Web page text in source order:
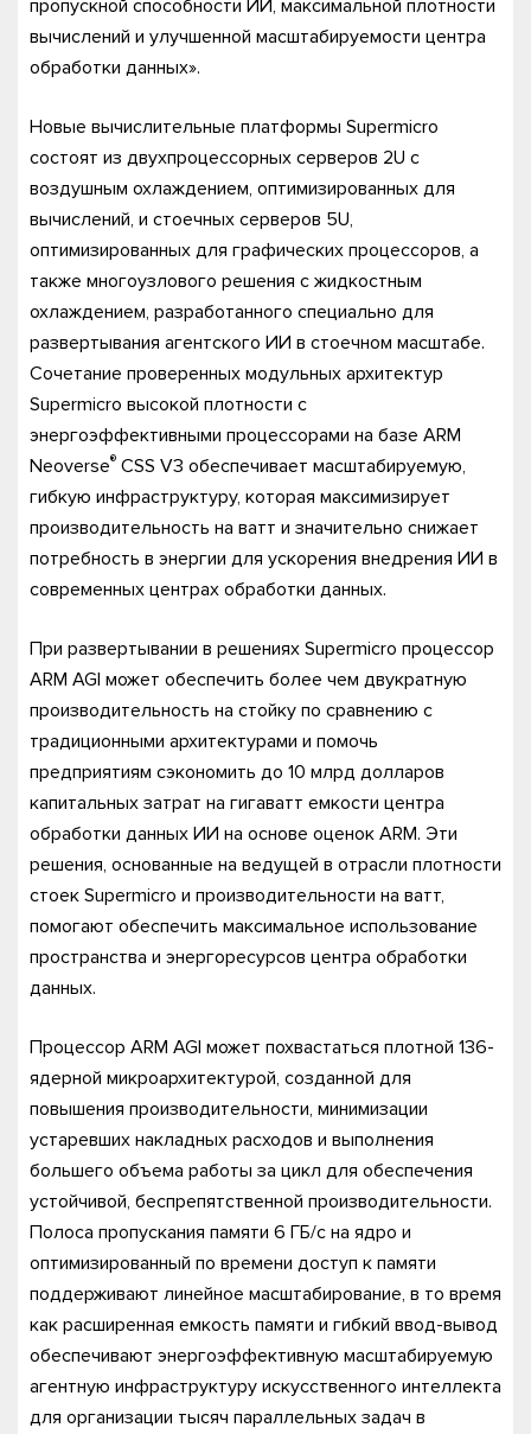
пропускной способности ИИ, максимальной плотности
вычислений и улучшенной масштабируемости центра
обработки данных».
Новые вычислительные платформы Supermicro
состоят из двухпроцессорных серверов 2U с
воздушным охлаждением, оптимизированных для
вычислений, и стоечных серверов 5U,
оптимизированных для графических процессоров, а
также многоузлового решения с жидкостным
охлаждением, разработанного специально для
развертывания агентского ИИ в стоечном масштабе.
Сочетание проверенных модульных архитектур
Supermicro высокой плотности с
энергоэффективными процессорами на базе ARM
Neoverse® CSS V3 обеспечивает масштабируемую,
гибкую инфраструктуру, которая максимизирует
производительность на ватт и значительно снижает
потребность в энергии для ускорения внедрения ИИ в
современных центрах обработки данных.
При развертывании в решениях Supermicro процессор
ARM AGI может обеспечить более чем двукратную
производительность на стойку по сравнению с
традиционными архитектурами и помочь
предприятиям сэкономить до 10 млрд долларов
капитальных затрат на гигаватт емкости центра
обработки данных ИИ на основе оценок ARM. Эти
решения, основанные на ведущей в отрасли плотности
стоек Supermicro и производительности на ватт,
помогают обеспечить максимальное использование
пространства и энергоресурсов центра обработки
данных.
Процессор ARM AGI может похвастаться плотной 136-
ядерной микроархитектурой, созданной для
повышения производительности, минимизации
устаревших накладных расходов и выполнения
большего объема работы за цикл для обеспечения
устойчивой, беспрепятственной производительности.
Полоса пропускания памяти 6 ГБ/с на ядро и
оптимизированный по времени доступ к памяти
поддерживают линейное масштабирование, в то время
как расширенная емкость памяти и гибкий ввод-вывод
обеспечивают энергоэффективную масштабируемую
агентную инфраструктуру искусственного интеллекта
для организации тысяч параллельных задач в